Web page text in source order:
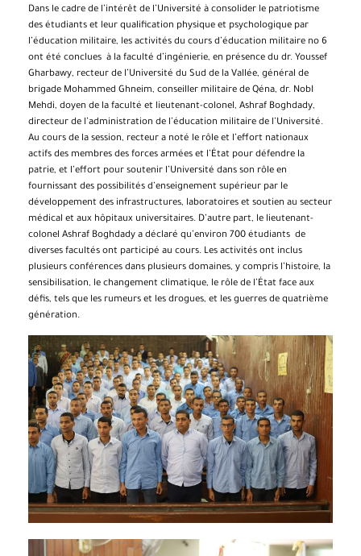
Dans le cadre de l’intérêt de l’Université à consolider le patriotisme
des étudiants et leur qualification physique et psychologique par
l’éducation militaire, les activités du cours d’éducation militaire no 6
ont été conclues à la faculté d’ingénierie, en présence du dr. Youssef
Gharbawy, recteur de l’Université du Sud de la Vallée, général de
brigade Mohammed Ghneim, conseiller militaire de Qéna, dr. NobI
Mehdi, doyen de la faculté et lieutenant-colonel, Ashraf Boghdady,
directeur de l’administration de l’éducation militaire de l’Université.
Au cours de la session, recteur a noté le rôle et l’effort nationaux
actifs des membres des forces armées et l’État pour défendre la
patrie, et l’effort pour soutenir l’Université dans son rôle en
fournissant des possibilités d’enseignement supérieur par le
développement des infrastructures, laboratoires et soutien au secteur
médical et aux hôpitaux universitaires. D’autre part, le lieutenant-
colonel Ashraf Boghdady a déclaré qu’environ 700 étudiants de
diverses facultés ont participé au cours. Les activités ont inclus
plusieurs conférences dans plusieurs domaines, y compris l’histoire, la
sensibilisation, le changement climatique, le rôle de l’État face aux
défis, tels que les rumeurs et les drogues, et les guerres de quatrième
génération.